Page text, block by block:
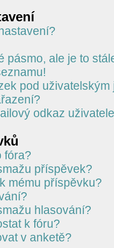
pásmo, ale je to
pod uživatelským
odkaz
fóra?
příspěvek?
mému příspěvku?
hlasování?
k fóru?
v anketě?